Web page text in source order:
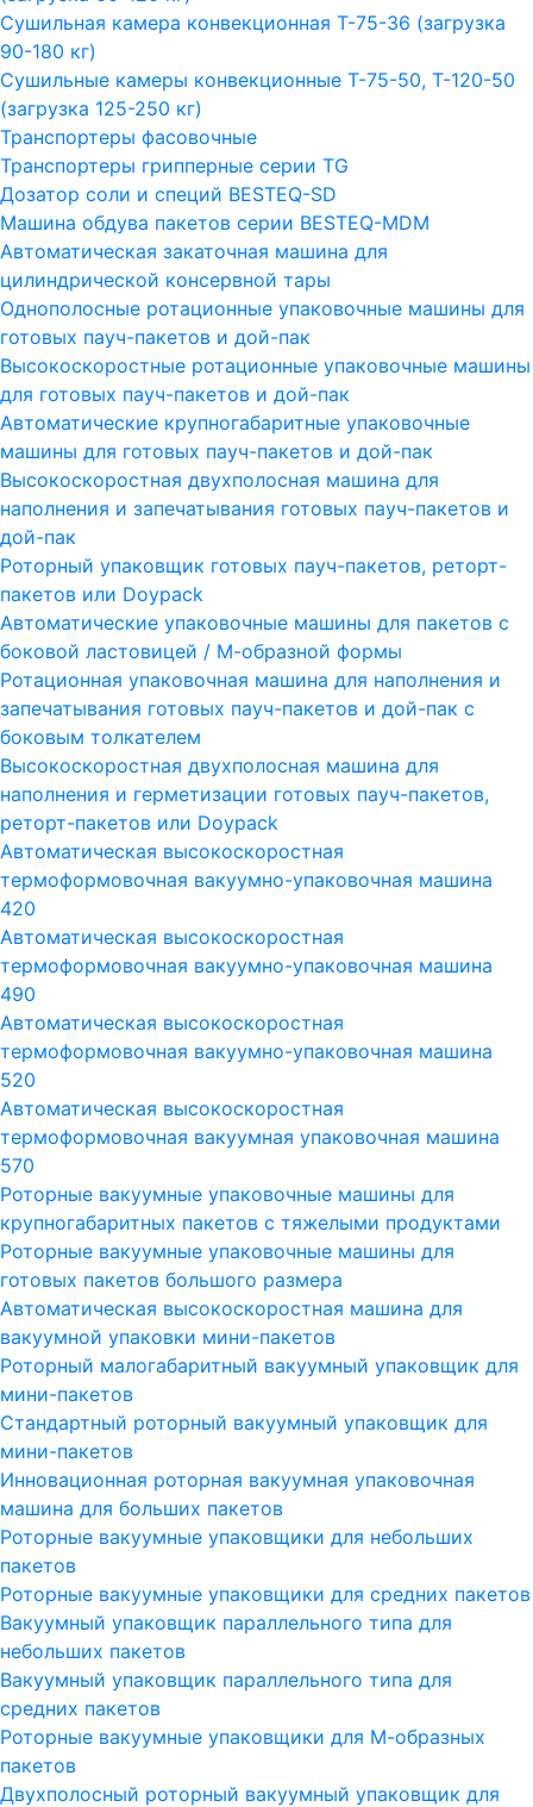
Сушильная камера конвекционная Т-75-36 (загрузка
90-180 кг)
Сушильные камеры конвекционные Т-75-50, Т-120-50
(загрузка 125-250 кг)
Транспортеры фасовочные
Транспортеры грипперные серии TG
Дозатор соли и специй BESTEQ-SD
Машина обдува пакетов серии ВESTEQ-MDM
Автоматическая закаточная машина для
цилиндрической консервной тары
Однополосные ротационные упаковочные машины для
готовых пауч-пакетов и дой-пак
Высокоскоростные ротационные упаковочные машины
для готовых пауч-пакетов и дой-пак
Автоматические крупногабаритные упаковочные
машины для готовых пауч-пакетов и дой-пак
Высокоскоростная двухполосная машина для
наполнения и запечатывания готовых пауч-пакетов и
дой-пак
Роторный упаковщик готовых пауч-пакетов, реторт-
пакетов или Doypack
Автоматические упаковочные машины для пакетов с
боковой ластовицей / М-образной формы
Ротационная упаковочная машина для наполнения и
запечатывания готовых пауч-пакетов и дой-пак с
боковым толкателем
Высокоскоростная двухполосная машина для
наполнения и герметизации готовых пауч-пакетов,
реторт-пакетов или Doypack
Автоматическая высокоскоростная
термоформовочная вакуумно-упаковочная машина
420
Автоматическая высокоскоростная
термоформовочная вакуумно-упаковочная машина
490
Автоматическая высокоскоростная
термоформовочная вакуумно-упаковочная машина
520
Автоматическая высокоскоростная
термоформовочная вакуумная упаковочная машина
570
Роторные вакуумные упаковочные машины для
крупногабаритных пакетов с тяжелыми продуктами
Роторные вакуумные упаковочные машины для
готовых пакетов большого размера
Автоматическая высокоскоростная машина для
вакуумной упаковки мини-пакетов
Роторный малогабаритный вакуумный упаковщик для
мини-пакетов
Стандартный роторный вакуумный упаковщик для
мини-пакетов
Инновационная роторная вакуумная упаковочная
машина для больших пакетов
Роторные вакуумные упаковщики для небольших
пакетов
Роторные вакуумные упаковщики для средних пакетов
Вакуумный упаковщик параллельного типа для
небольших пакетов
Вакуумный упаковщик параллельного типа для
средних пакетов
Роторные вакуумные упаковщики для М-образных
пакетов
Двухполосный роторный вакуумный упаковщик для